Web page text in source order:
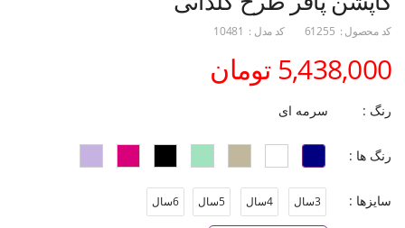
کد محصول : 61255 کد مدل : 10481
5,438,000 تومان
رنگ : سرمه ای
رنگ ها :
سایزها : 3سال 4سال 5سال 6سال